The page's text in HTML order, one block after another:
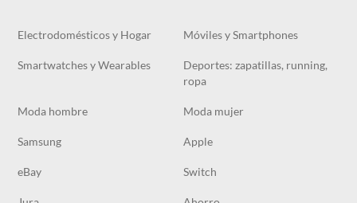
Electrodomésticos y Hogar Móviles y Smartphones
Smartwatches y Wearables
Deportes: zapatillas, running,
ropa
Moda hombre Moda mujer
Samsung Apple
eBay Switch